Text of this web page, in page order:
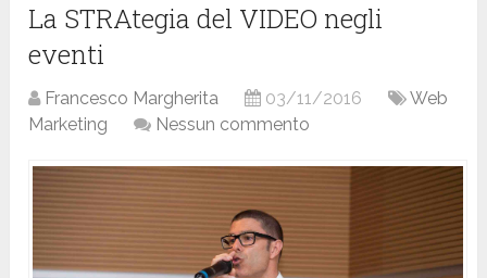
La STRAtegia del VIDEO negli
eventi
Francesco Margherita 03/11/2016
Web
Marketing
Nessun commento